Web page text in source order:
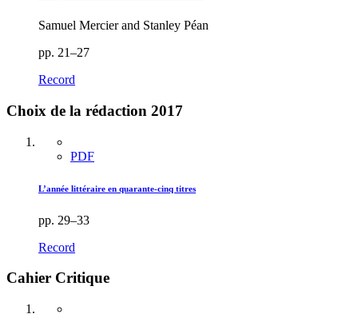
Samuel Mercier and Stanley Péan
pp. 21–27
Record
Choix de la rédaction 2017
PDF
L’année littéraire en quarante-cinq titres
pp. 29–33
Record
Cahier Critique